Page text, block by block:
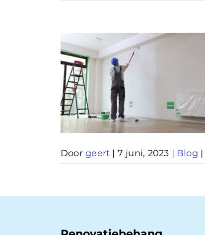
Doorgeert | 7 juni, 2023 | Blog |